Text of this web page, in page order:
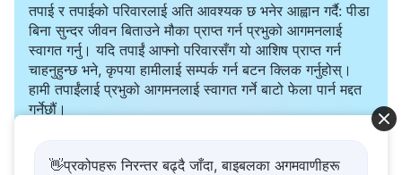
तपाई र तपाईको परिवारलाई अति आवश्यक छ भनेर आह्वान गर्दै: पीडा
बिना सुन्दर जीवन बिताउने मौका प्राप्त गर्न प्रभुको आगमनलाई
स्वागत गर्नु। यदि तपाईं आफ्नो परिवारसँग यो आशिष प्राप्त गर्न
चाहनुहुन्छ भने, कृपया हामीलाई सम्पर्क गर्न बटन क्लिक गर्नुहोस्।
हामी तपाईंलाई प्रभुको आगमनलाई स्वागत गर्ने बाटो फेला पार्न मद्दत
गर्नेछौं।
हामीलाई Messenger मा सम्पर्क गर्नुहोस्
👋प्रकोपहरू निरन्तर बढ्दै जाँदा, बाइबलका अगमवाणीहरू